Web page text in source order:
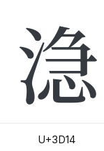
㴔
U+3D14